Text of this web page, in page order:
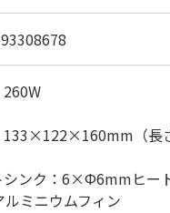
133×122×160mm（長
シンク：6×Ф6mmヒー
ルミニウムフィン